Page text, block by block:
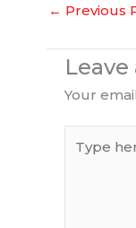
← Previous
Your
here..